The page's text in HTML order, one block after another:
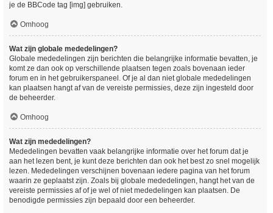
je de BBCode tag [img] gebruiken.
Omhoog
Wat zijn globale mededelingen?
Globale mededelingen zijn berichten die belangrijke informatie bevatten, je
komt ze dan ook op verschillende plaatsen tegen zoals bovenaan ieder
forum en in het gebruikerspaneel. Of je al dan niet globale mededelingen
kan plaatsen hangt af van de vereiste permissies, deze zijn ingesteld door
de beheerder.
Omhoog
Wat zijn mededelingen?
Mededelingen bevatten vaak belangrijke informatie over het forum dat je
aan het lezen bent, je kunt deze berichten dan ook het best zo snel mogelijk
lezen. Mededelingen verschijnen bovenaan iedere pagina van het forum
waarin ze geplaatst zijn. Zoals bij globale mededelingen, hangt het van de
vereiste permissies af of je wel of niet mededelingen kan plaatsen. De
benodigde permissies zijn bepaald door een beheerder.